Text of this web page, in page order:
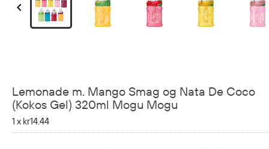

Lemonade m. Mango Smag og Nata De Coco
(Kokos Gel) 320ml Mogu Mogu
1 x kr14.44